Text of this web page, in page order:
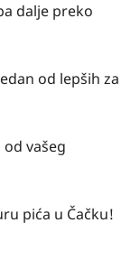
dalje preko
od lepših za
vašeg
pića u Čačku!